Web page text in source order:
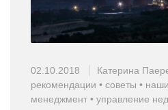
02.10.2018 Катерина
рекомендации • советы •
менеджмент • управление